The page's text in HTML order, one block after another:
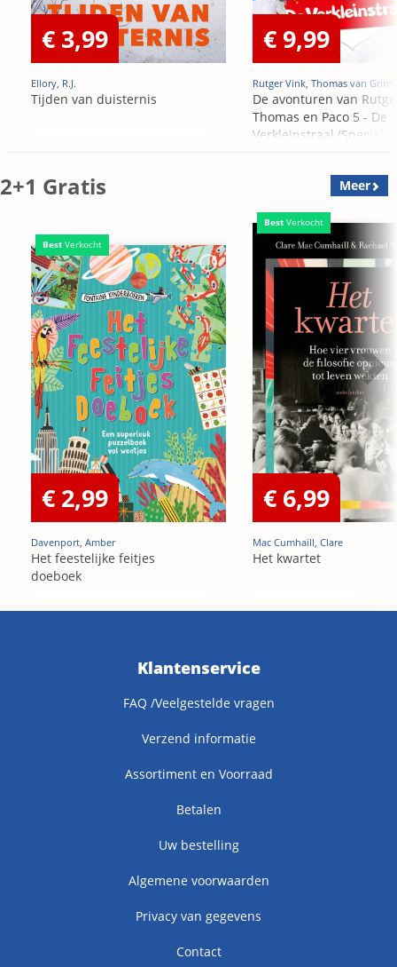
€ 3,99
Ellory, R.J.
Tijden van duisternis
€ 9,99
Rutger Vink, Thomas van
De avonturen van
Thomas en Paco 5 - De
Verkleinstraal (Special
2+1 Gratis Meer
Best Verkocht
€ 2,99
Davenport, Amber
Het feestelijke feitjes
doeboek
Best Verkocht
€ 6,99
Mac Cumhaill, Clare
Het kwartet
Klantenservice
FAQ /Veelgestelde vragen
Verzend informatie
Assortiment en Voorraad
Betalen
Uw bestelling
Algemene voorwaarden
Privacy van gegevens
Contact